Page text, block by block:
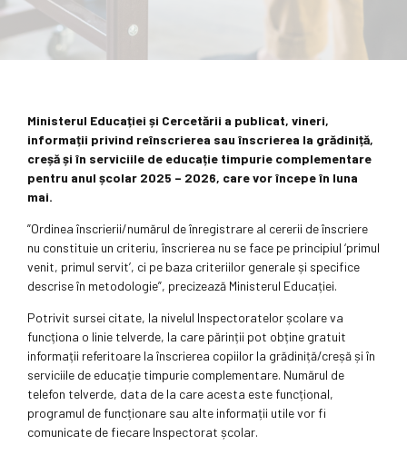
Ministerul Educației și Cercetării a publicat, vineri,
informații privind reînscrierea sau înscrierea la grădiniță,
creșă și în serviciile de educație timpurie complementare
pentru anul școlar 2025 – 2026, care vor începe în luna
mai.
”Ordinea înscrierii/numărul de înregistrare al cererii de înscriere
nu constituie un criteriu, înscrierea nu se face pe principiul ‘primul
venit, primul servit’, ci pe baza criteriilor generale și specifice
descrise în metodologie”, precizează Ministerul Educației.
Potrivit sursei citate, la nivelul Inspectoratelor școlare va
funcționa o linie telverde, la care părinții pot obține gratuit
informații referitoare la înscrierea copiilor la grădiniță/creșă și în
serviciile de educație timpurie complementare. Numărul de
telefon telverde, data de la care acesta este funcțional,
programul de funcționare sau alte informații utile vor fi
comunicate de fiecare Inspectorat școlar.